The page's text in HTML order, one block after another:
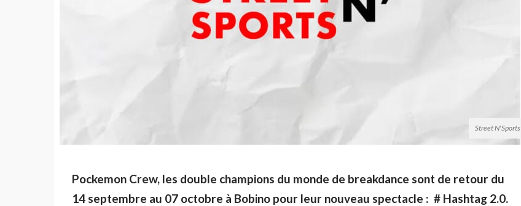
Street N'Sports
Pockemon Crew, les double champions du monde de breakdance sont de retour du
14 septembre au 07 octobre à Bobino pour leur nouveau spectacle : # Hashtag 2.0.